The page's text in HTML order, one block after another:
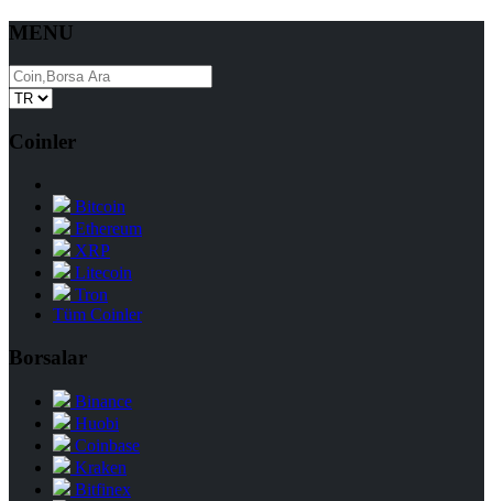
MENU
Coinler
Bitcoin
Ethereum
XRP
Litecoin
Tron
Tüm Coinler
Borsalar
Binance
Huobi
Coinbase
Kraken
Bitfinex